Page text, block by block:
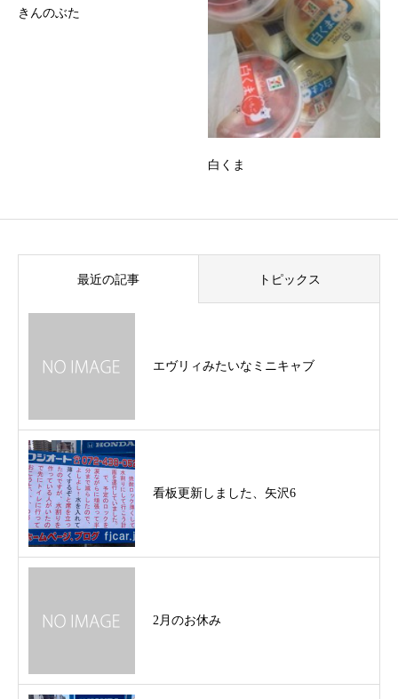
きんのぶた
白くま
最近の記事 トピックス
エヴリィみたいなミニキャブ
看板更新しました、矢沢6
2月のお休み